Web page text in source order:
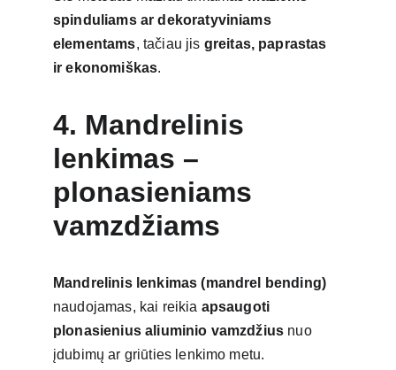
spinduliams ar dekoratyviniams
elementams, tačiau jis greitas, paprastas
ir ekonomiškas.
4. Mandrelinis
lenkimas –
plonasieniams
vamzdžiams
Mandrelinis lenkimas (mandrel bending)
naudojamas, kai reikia apsaugoti
plonasienius aliuminio vamzdžius nuo
įdubimų ar griūties lenkimo metu.